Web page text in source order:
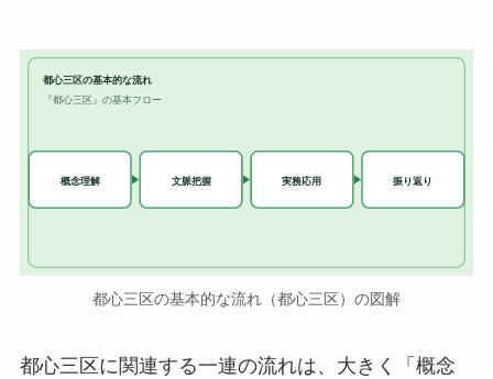
都心三区の基本的な流れ
『都心三区』の基本フロー
概念理解 文脈把握 実務応用 振り返り
都心三区の基本的な流れ（都心三区）の図解
都心三区に関連する一連の流れは、大きく「概念